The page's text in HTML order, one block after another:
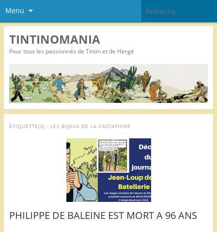
Menu
TINTINOMANIA
Pour tous les passionnés de Tintin et de Hergé
ÉTIQUETTE(S) : LES BIJOUX DE LA CASTAFIORE
PHILIPPE DE BALEINE EST MORT A 96 ANS